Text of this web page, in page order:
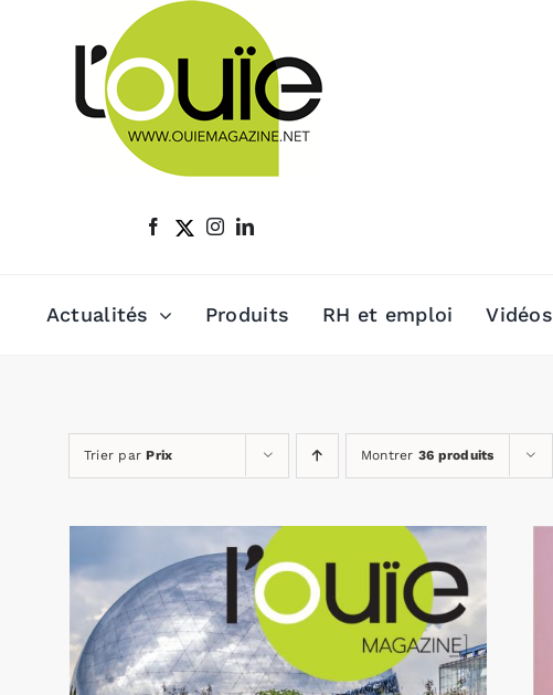
Actualités Produits RH et emploi Vidéos
Trier parPrix Montrer 36 produits